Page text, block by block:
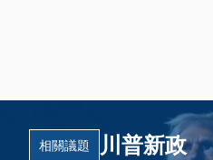
相關議題 川普新政